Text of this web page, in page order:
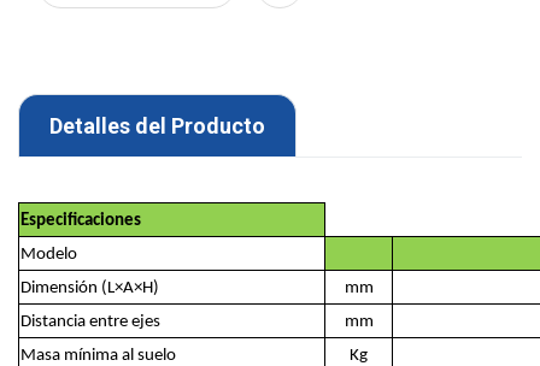
Detalles del Producto
Especificaciones
Modelo
Dimensión (L×A×H)
mm
Distancia entre ejes
mm
Masa mínima al suelo
Kg